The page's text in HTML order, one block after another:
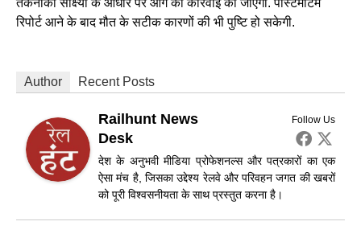
रिपोर्ट आने के बाद मौत के सटीक कारणों की भी पुष्टि हो सकेगी.
Author Recent Posts
Follow Us
Railhunt News
Desk
देश के अनुभवी मीडिया प्रोफेशनल्स और पत्रकारों का एक
ऐसा मंच है, जिसका उद्देश्य रेलवे और परिवहन जगत की खबरों
को पूरी विश्वसनीयता के साथ प्रस्तुत करना है।